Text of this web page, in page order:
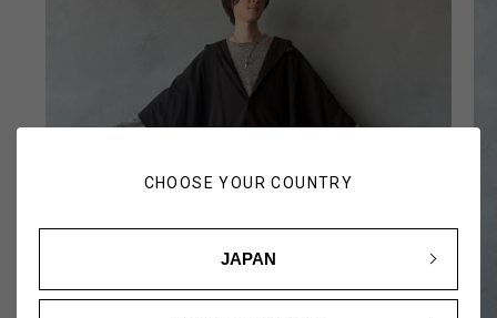
CHOOSE YOUR COUNTRY
JAPAN